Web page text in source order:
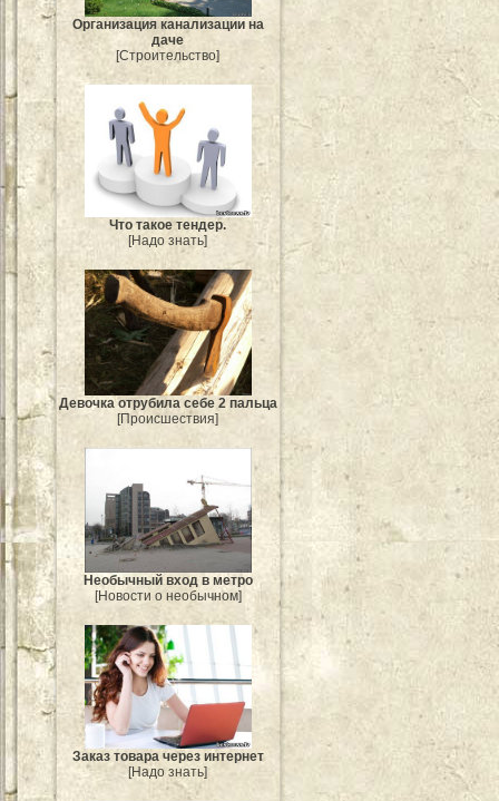
Организация канализации на
даче
[Строительство]
Что такое тендер.
[Надо знать]
Девочка отрубила себе 2 пальца
[Происшествия]
Необычный вход в метро
[Новости о необычном]
Заказ товара через интернет
[Надо знать]